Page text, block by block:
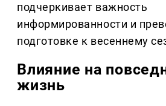
подчеркивает важность
информированности и
подготовке к весеннему
Влияние на
жизнь